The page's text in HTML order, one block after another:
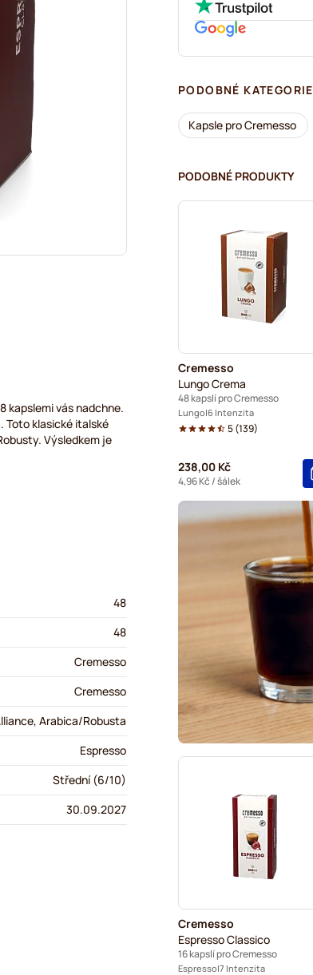
PODOBNÉ KATEGORIE
Kapsle pro Cremesso
PODOBNÉ PRODUKTY
Cremesso
Lungo Crema
48 kapslí pro Cremesso
Lungo 6 Intenzita
5(139)
238,00 Kč
4,96 Kč / šálek
Cremesso
Espresso Classico
16 kapslí pro Cremesso
Espresso 7 Intenzita
kapslemi vás nadchne.
Toto klasické italské
Výsledkem je
48
48
Cremesso
Cremesso
Arabica/Robusta
Espresso
Střední (6/10)
30.09.2027